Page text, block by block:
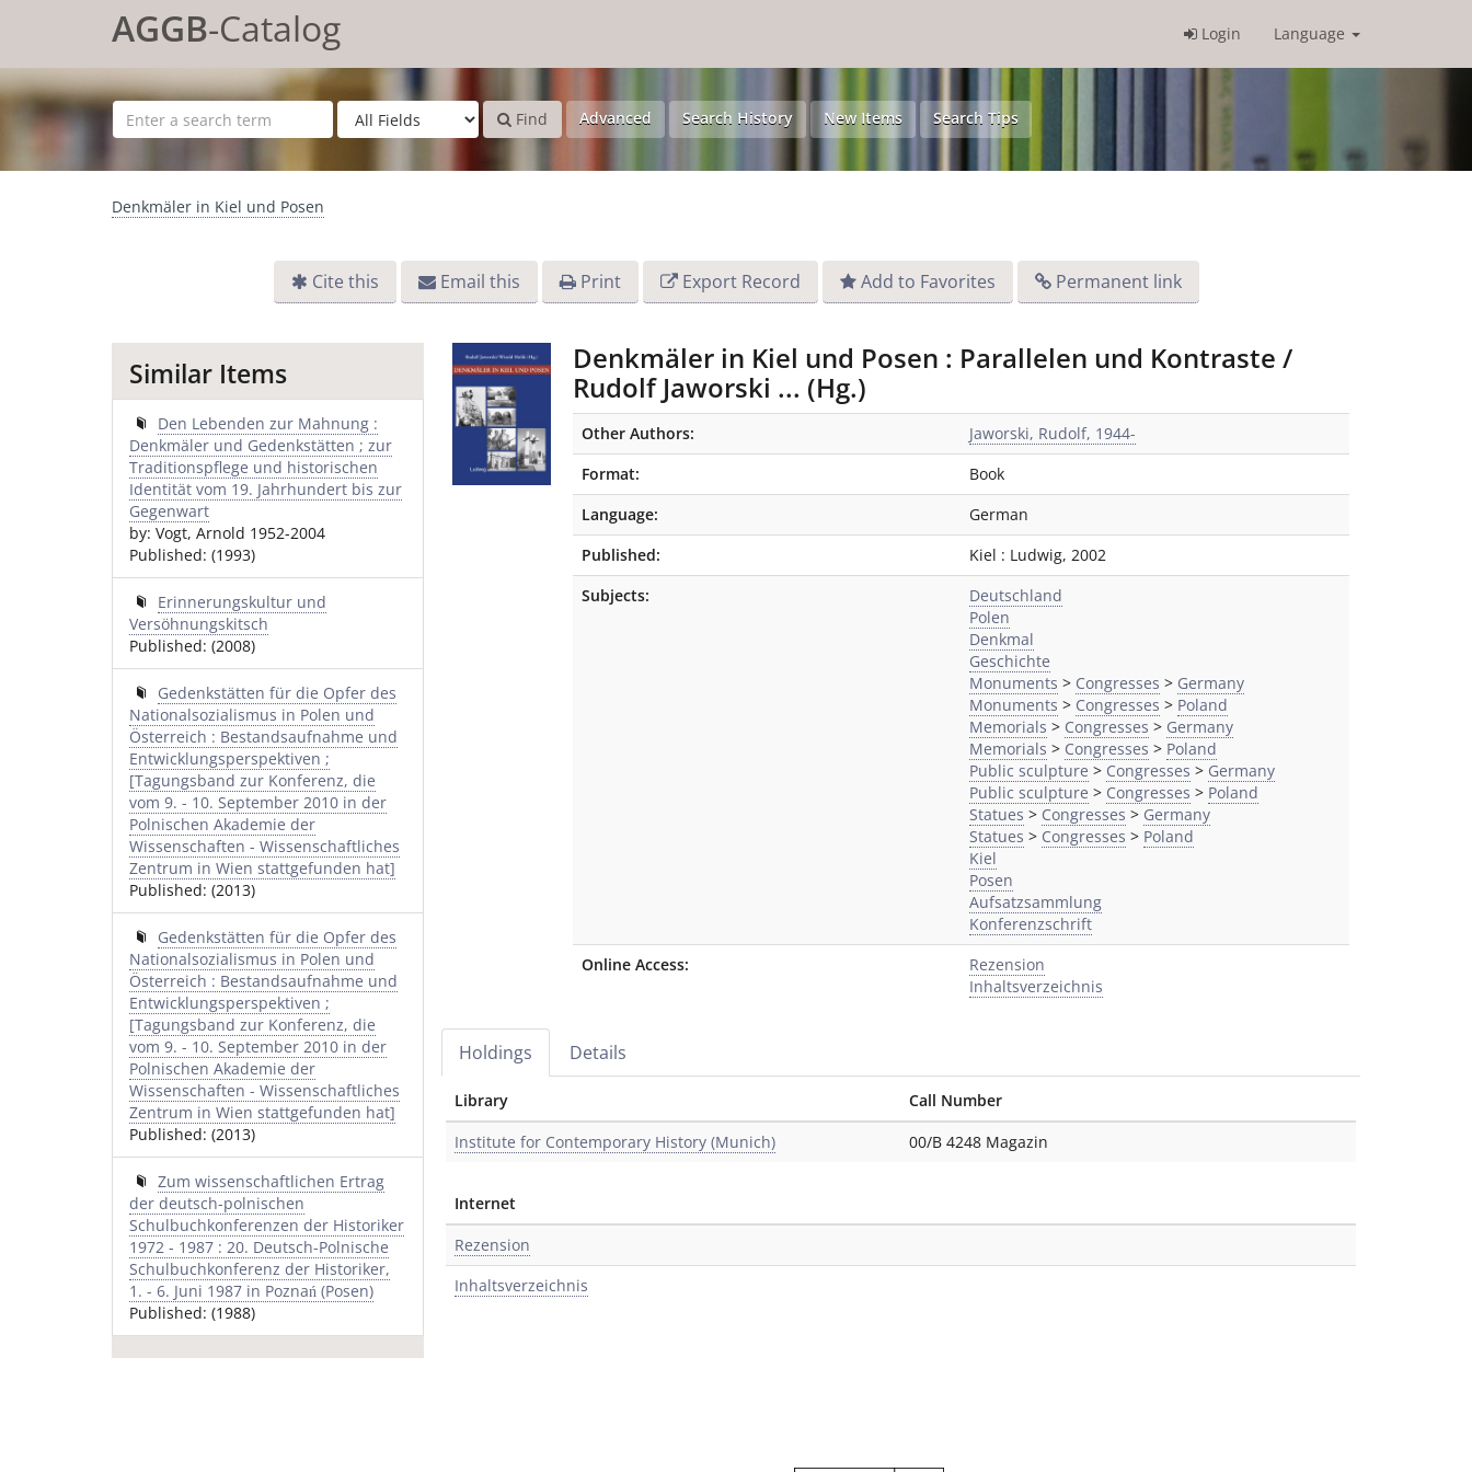
AGGB-Catalog Login Language
Find Advanced Search History New Items Search Tips
Denkmäler in Kiel und Posen
Cite this Email this Print Export Record Add to Favorites Permanent link
Denkmäler in Kiel und Posen : Parallelen und Kontraste /
Rudolf Jaworski ... (Hg.)
Bibliographic Details
Other Authors:
Jaworski, Rudolf, 1944-
Format:
Book
Language:
German
Published:
Kiel : Ludwig, 2002
Subjects:
Deutschland
Polen
Denkmal
Geschichte
Monuments > Congresses > Germany
Monuments > Congresses > Poland
Memorials > Congresses > Germany
Memorials > Congresses > Poland
Public sculpture > Congresses > Germany
Public sculpture > Congresses > Poland
Statues > Congresses > Germany
Statues > Congresses > Poland
Kiel
Posen
Aufsatzsammlung
Konferenzschrift
Online Access:
Rezension
Inhaltsverzeichnis
Holdings Details
Library
Call Number
Institute for Contemporary History (Munich)
00/B 4248 Magazin
Internet
Rezension
Inhaltsverzeichnis
Similar Items
Den Lebenden zur Mahnung :
Denkmäler und Gedenkstätten ; zur
Traditionspflege und historischen
Identität vom 19. Jahrhundert bis zur
Gegenwart
by: Vogt, Arnold 1952-2004
Published: (1993)
Erinnerungskultur und
Versöhnungskitsch
Published: (2008)
Gedenkstätten für die Opfer des
Nationalsozialismus in Polen und
Österreich : Bestandsaufnahme und
Entwicklungsperspektiven ;
[Tagungsband zur Konferenz, die
vom 9. - 10. September 2010 in der
Polnischen Akademie der
Wissenschaften - Wissenschaftliches
Zentrum in Wien stattgefunden hat]
Published: (2013)
Gedenkstätten für die Opfer des
Nationalsozialismus in Polen und
Österreich : Bestandsaufnahme und
Entwicklungsperspektiven ;
[Tagungsband zur Konferenz, die
vom 9. - 10. September 2010 in der
Polnischen Akademie der
Wissenschaften - Wissenschaftliches
Zentrum in Wien stattgefunden hat]
Published: (2013)
Zum wissenschaftlichen Ertrag
der deutsch-polnischen
Schulbuchkonferenzen der Historiker
1972 - 1987 : 20. Deutsch-Polnische
Schulbuchkonferenz der Historiker,
1. - 6. Juni 1987 in Poznań (Posen)
Published: (1988)